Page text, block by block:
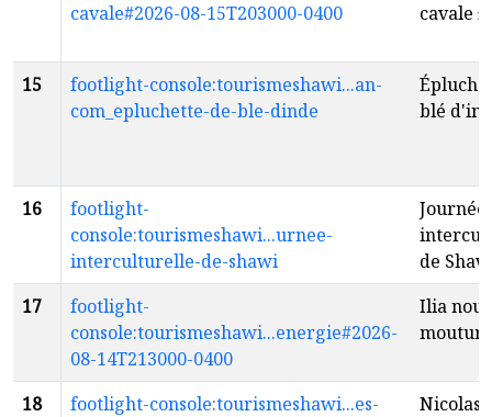
cavale#2026-08-15T203000-0400
cavale fr
15
footlight-console:tourismeshawi...an-
com_epluchette-de-ble-dinde
blé
16
footlight-
console:tourismeshawi...urnee-
interculturelle-de-shawi
Journée
de
17
footlight-
console:tourismeshawi...energie#2026-
08-14T213000-0400
Ilia
mouture
18
footlight-console:tourismeshawi...es-
Nicolas